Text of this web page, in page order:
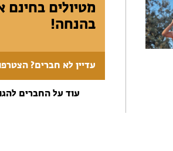
מטיולים בחינם
בהנחה!
עדיין לא חברים?
עוד על החברים